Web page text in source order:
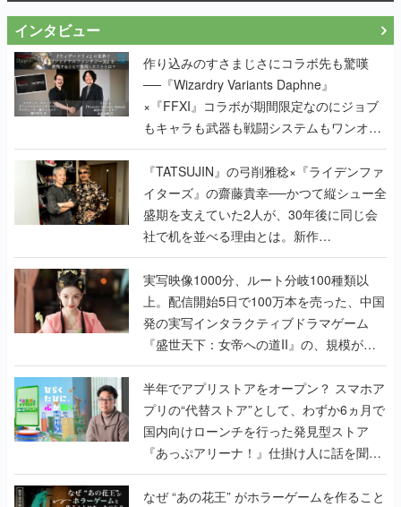
インタビュー
作り込みのすさまじさにコラボ先も驚嘆
──『Wizardry Variants Daphne』
×『FFXI』コラボが期間限定なのにジョブ
もキャラも武器も戦闘システムもワンオフ
で作り込まれた理由を両ディレクターに聞
く
『TATSUJIN』の弓削雅稔×『ライデンファ
イターズ』の齋藤貴幸──かつて縦シュー全
盛期を支えていた2人が、30年後に同じ会
社で机を並べる理由とは。新作
『TATSUJIN EXTREME』で初タッグを組
んだレジェンド2人に訊く開発秘話
実写映像1000分、ルート分岐100種類以
上。配信開始5日で100万本を売った、中国
発の実写インタラクティブドラマゲーム
『盛世天下：女帝への道II』の、規模が違
うこだわりをプロデューサーに聞いた
半年でアプリストアをオープン？ スマホア
プリの“代替ストア”として、わずか6ヵ月で
国内向けローンチを行った発見型ストア
『あっぷアリーナ！』仕掛け人に話を聞い
てみた
なぜ “あの花王” がホラーゲームを作ること